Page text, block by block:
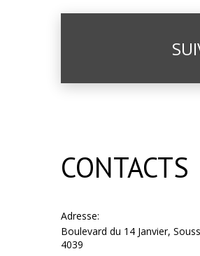
CONTACTS
Adresse:
Boulevard du 14 Janvier,
4039